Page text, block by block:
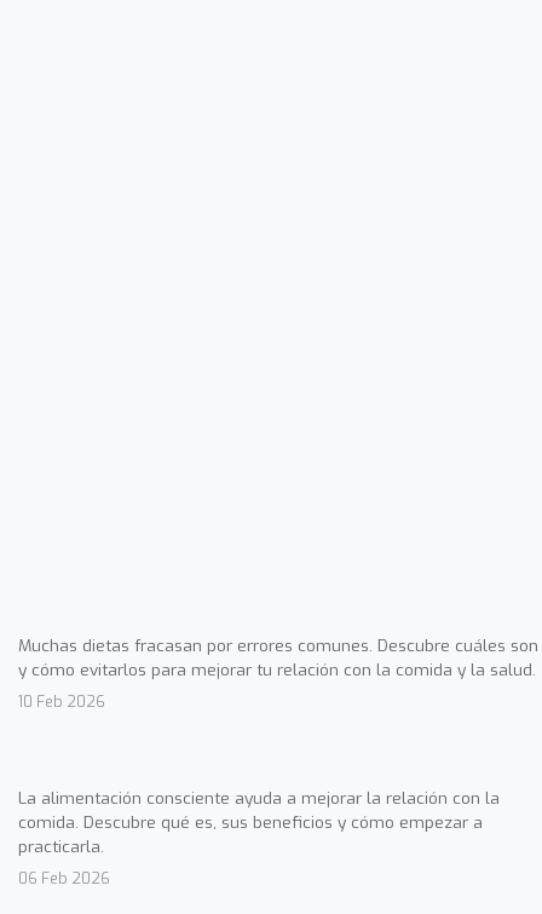
Muchas dietas fracasan por errores comunes. Descubre cuáles son
y cómo evitarlos para mejorar tu relación con la comida y la salud.
10 Feb 2026
La alimentación consciente ayuda a mejorar la relación con la
comida. Descubre qué es, sus beneficios y cómo empezar a
practicarla.
06 Feb 2026